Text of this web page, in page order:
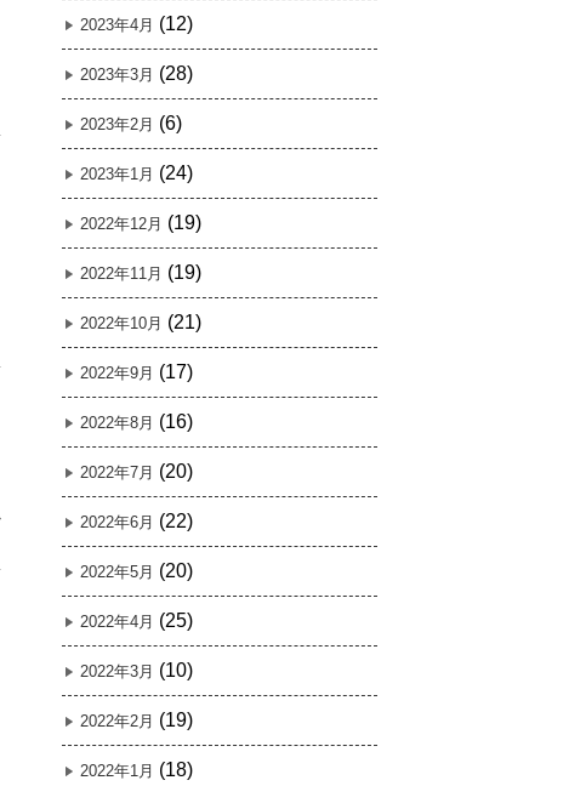
2023年4月 (12)
2023年3月 (28)
2023年2月 (6)
2023年1月 (24)
2022年12月 (19)
2022年11月 (19)
2022年10月 (21)
2022年9月 (17)
2022年8月 (16)
2022年7月 (20)
2022年6月 (22)
2022年5月 (20)
2022年4月 (25)
2022年3月 (10)
2022年2月 (19)
2022年1月 (18)